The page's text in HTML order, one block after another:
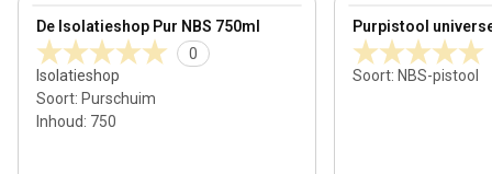
De Isolatieshop Pur NBS 750ml
0
Isolatieshop
Soort: Purschuim
Inhoud: 750
View product Purpistool
Soort: NBS-pistool
View product